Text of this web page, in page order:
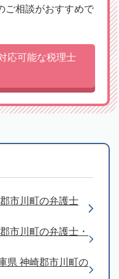
ご相談がおすすめで
応可能な税理士
市川町の弁護士
市川町の弁護士・
県 神崎郡市川町の